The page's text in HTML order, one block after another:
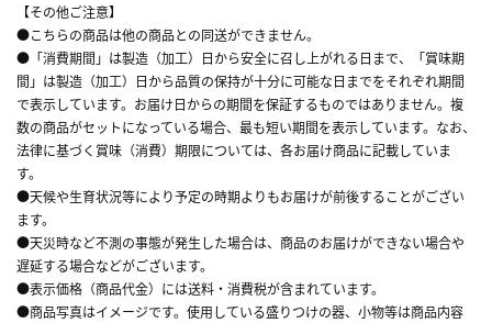
【その他ご注意】
●こちらの商品は他の商品との同送ができません。
●「消費期間」は製造（加工）日から安全に召し上がれる日まで、「賞味期
間」は製造（加工）日から品質の保持が十分に可能な日までをそれぞれ期間
で表示しています。お届け日からの期間を保証するものではありません。複
数の商品がセットになっている場合、最も短い期間を表示しています。なお、
法律に基づく賞味（消費）期限については、各お届け商品に記載していま
す。
●天候や生育状況等により予定の時期よりもお届けが前後することがござい
ます。
●天災時など不測の事態が発生した場合は、商品のお届けができない場合や
遅延する場合などがございます。
●表示価格（商品代金）には送料・消費税が含まれています。
●商品写真はイメージです。使用している盛りつけの器、小物等は商品内容